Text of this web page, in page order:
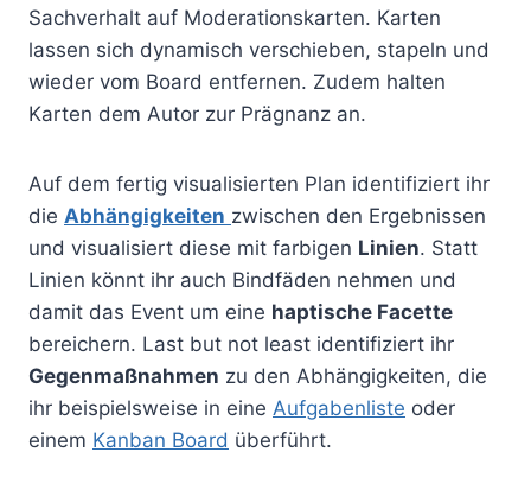
Sachverhalt auf Moderationskarten. Karten
lassen sich dynamisch verschieben, stapeln und
wieder vom Board entfernen. Zudem halten
Karten dem Autor zur Prägnanz an.
Auf dem fertig visualisierten Plan identifiziert ihr
die Abhängigkeiten zwischen den Ergebnissen
und visualisiert diese mit farbigen Linien. Statt
Linien könnt ihr auch Bindfäden nehmen und
damit das Event um eine haptische Facette
bereichern. Last but not least identifiziert ihr
Gegenmaßnahmen zu den Abhängigkeiten, die
ihr beispielsweise in eine Aufgabenliste oder
einem Kanban Board überführt.